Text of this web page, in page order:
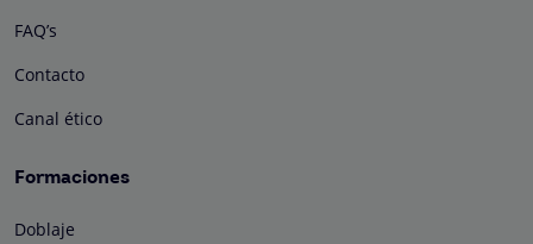
FAQ’s
Contacto
Canal ético
Formaciones
Doblaje